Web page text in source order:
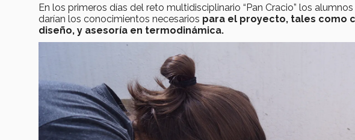
En los primeros días del reto multidisciplinario “Pan Cracio” los
darían los conocimientos necesarios para el proyecto, tales como
diseño, y asesoría en termodinámica.